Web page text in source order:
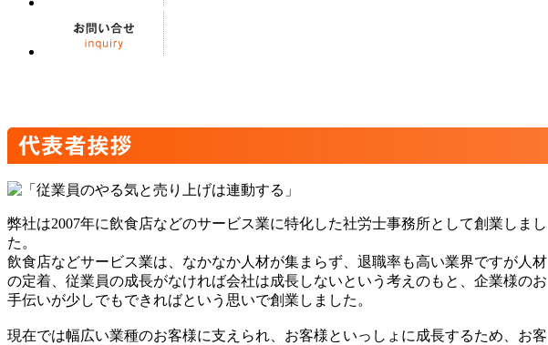
弊社は2007年に飲食店などのサービス業に特化した社労士事務所として創業しまし
た。
飲食店などサービス業は、なかなか人材が集まらず、退職率も高い業界ですが人材
の定着、従業員の成長がなければ会社は成長しないという考えのもと、企業様のお
手伝いが少しでもできればという思いで創業しました。
現在では幅広い業種のお客様に支えられ、お客様といっしょに成長するため、お客